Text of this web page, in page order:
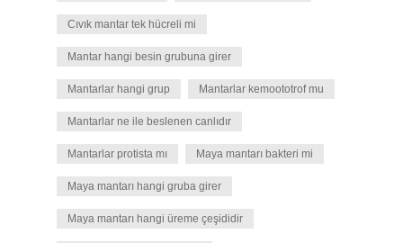
Cıvık mantar tek hücreli mi
Mantar hangi besin grubuna girer
Mantarlar hangi grup Mantarlar kemoototrof mu
Mantarlar ne ile beslenen canlıdır
Mantarlar protista mı Maya mantarı bakteri mi
Maya mantarı hangi gruba girer
Maya mantarı hangi üreme çeşididir